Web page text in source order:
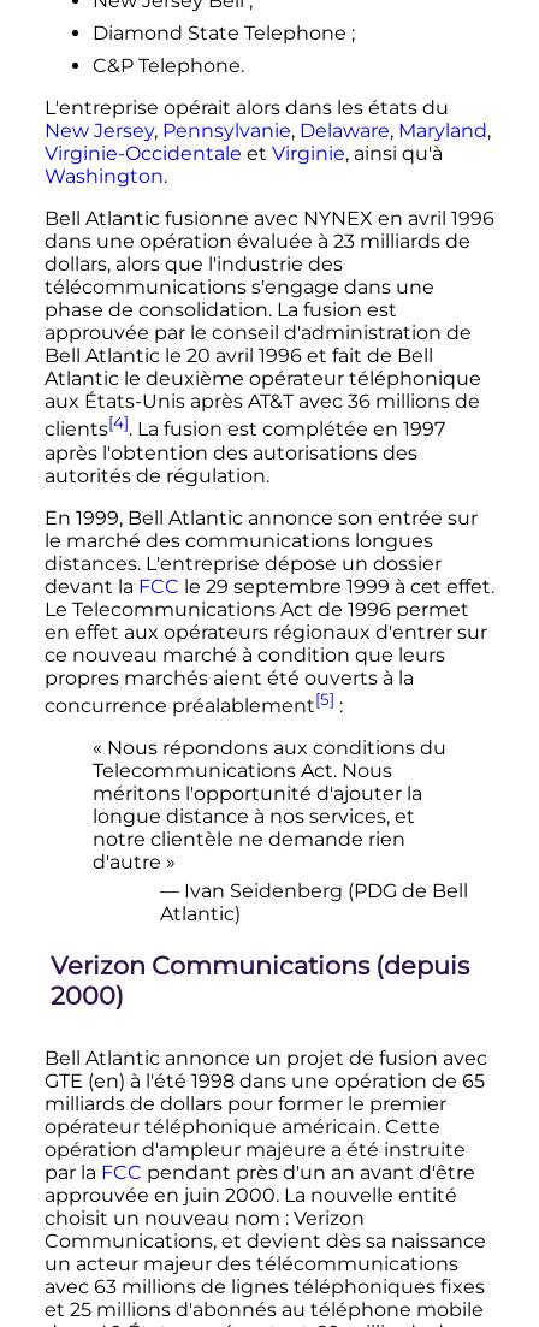
Diamond State Telephone ;
C&P Telephone.
L'entreprise opérait alors dans les états du
New Jersey, Pennsylvanie, Delaware, Maryland,
Virginie-Occidentale et Virginie, ainsi qu'à
Washington.
Bell Atlantic fusionne avec NYNEX en avril 1996
dans une opération évaluée à 23 milliards de
dollars, alors que l'industrie des
télécommunications s'engage dans une
phase de consolidation. La fusion est
approuvée par le conseil d'administration de
Bell Atlantic le 20 avril 1996et fait de Bell
Atlantic le deuxième opérateur téléphonique
aux États-Unis après AT&T avec 36 millions de
clients[4]. La fusion est complétée en 1997
après l'obtention des autorisations des
autorités de régulation.
En 1999, Bell Atlantic annonce son entrée sur
le marché des communications longues
distances. L'entreprise dépose un dossier
devant la FCC le 29 septembre 1999 à cet effet.
Le Telecommunications Act de 1996 permet
en effet aux opérateurs régionaux d'entrer sur
ce nouveau marché à condition que leurs
propres marchés aient été ouverts à la
concurrence préalablement[5] :
« Nous répondons aux conditions du
Telecommunications Act. Nous
méritons l'opportunité d'ajouter la
longue distance à nos services, et
notre clientèle ne demande rien
d'autre »
— Ivan Seidenberg (PDG de Bell
Atlantic)
Verizon Communications (depuis
2000)
Bell Atlantic annonce un projet de fusion avec
GTE (en) à l'été 1998 dans une opération de 65
milliards de dollars pour former le premier
opérateur téléphonique américain. Cette
opération d'ampleur majeure a été instruite
par la FCC pendant près d'un an avant d'être
approuvée en juin 2000. La nouvelle entité
choisit un nouveau nom : Verizon
Communications, et devient dès sa naissance
un acteur majeur des télécommunications
avec 63 millions de lignes téléphoniques fixes
et 25 millions d'abonnés au téléphone mobile